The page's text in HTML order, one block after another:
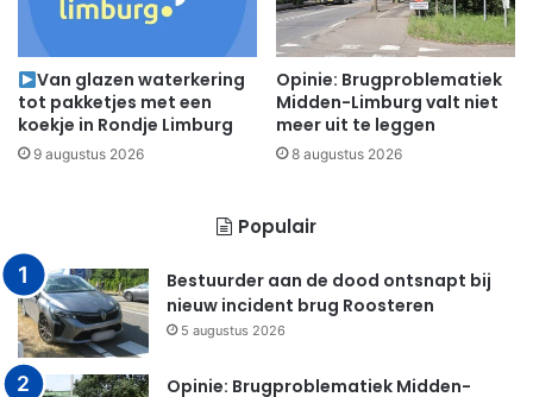
Van glazen waterkering
tot pakketjes met een
koekje in Rondje Limburg
9 augustus 2026
Opinie: Brugproblematiek
Midden-Limburg valt niet
meer uit te leggen
8 augustus 2026
Populair
Bestuurder aan de dood ontsnapt bij
nieuw incident brug Roosteren
5 augustus 2026
Opinie: Brugproblematiek Midden-